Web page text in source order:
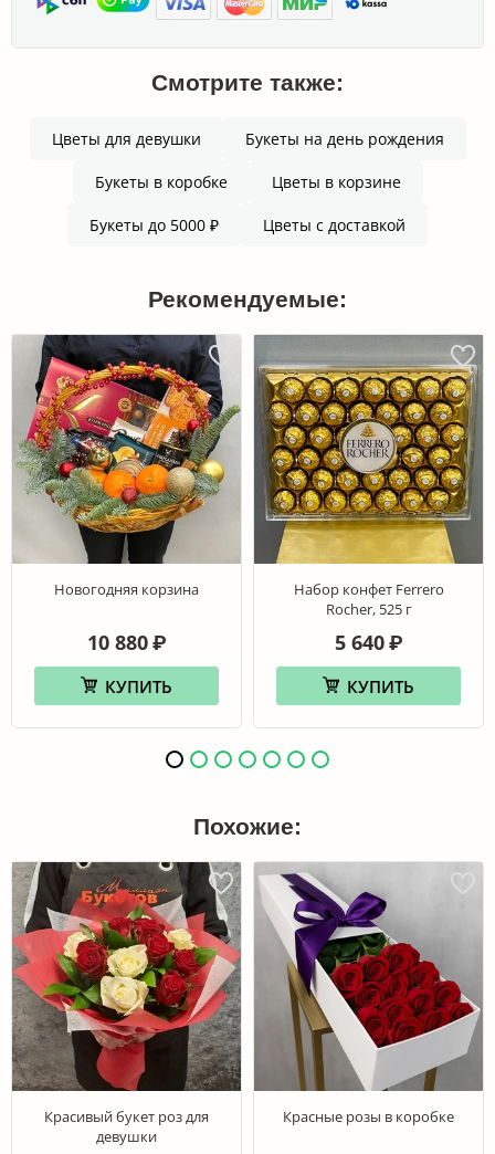
Смотрите также:
Цветы для девушки Букеты на день рождения
Букеты в коробке Цветы в корзине
Букеты до 5000 ₽ Цветы с доставкой
Рекомендуемые:
Новогодняя корзина
10 880 ₽
КУПИТЬ
Набор конфет Ferrero
Rocher, 525 г
5 640 ₽
КУПИТЬ
Похожие:
Красивый букет роз для
девушки
Красные розы в коробке